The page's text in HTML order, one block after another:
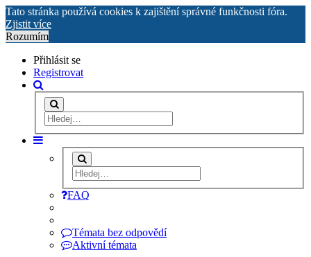
Tato stránka používá cookies k zajištění správné funkčnosti fóra.
Zjistit více
Rozumím
Přihlásit se
Registrovat
FAQ
Témata bez odpovědí
Aktivní témata